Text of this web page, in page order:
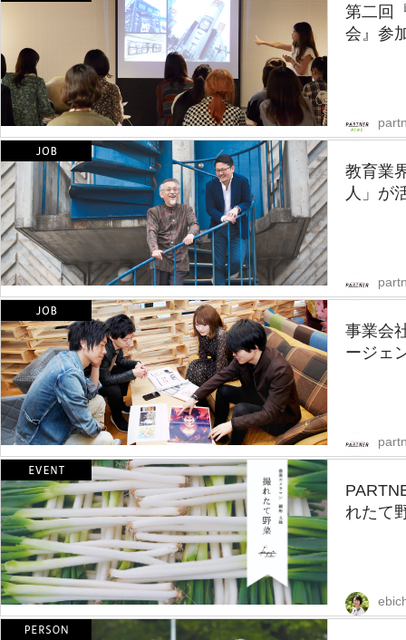
第二回
会』参
教育業
人」が
事業会
ージェ
れたて